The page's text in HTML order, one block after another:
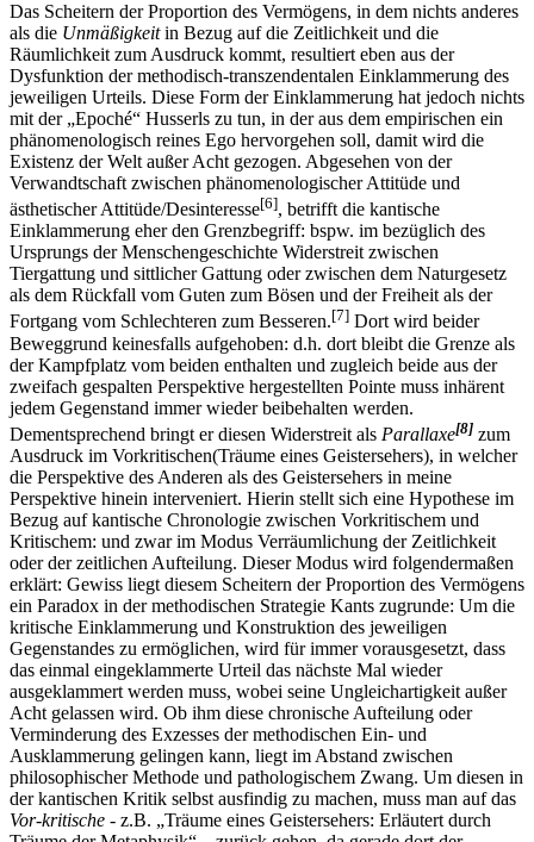
Das Scheitern der Proportion des Vermögens, in dem nichts anderes
als die Unmäßigkeitin Bezug auf die Zeitlichkeit und die
Räumlichkeit zum Ausdruck kommt, resultiert eben aus der
Dysfunktion der methodisch-transzendentalen Einklammerung des
jeweiligen Urteils. Diese Form der Einklammerung hat jedoch nichts
mit der „Epoché“ Husserls zu tun, in der aus dem empirischen ein
phänomenologisch reines Ego hervorgehen soll, damit wird die
Existenz der Welt außer Acht gezogen. Abgesehen von der
Verwandtschaft zwischen phänomenologischer Attitüde und
ästhetischer Attitüde/Desinteresse[6], betrifft die kantische
Einklammerung eher den Grenzbegriff: bspw. im bezüglich des
Ursprungs der Menschengeschichte Widerstreit zwischen
Tiergattung und sittlicher Gattung oder zwischen dem Naturgesetz
als dem Rückfall vom Guten zum Bösen und der Freiheit als der
Fortgang vom Schlechteren zum Besseren.[7] Dort wird beider
Beweggrund keinesfalls aufgehoben: d.h. dort bleibt die Grenze als
der Kampfplatz vom beiden enthalten und zugleich beide aus der
zweifach gespalten Perspektive hergestellten Pointe muss inhärent
jedem Gegenstand immer wieder beibehalten werden.
Dementsprechend bringt er diesen Widerstreit als Parallaxe[8] zum
Ausdruck im Vorkritischen(Träume eines Geistersehers), in welcher
die Perspektive des Anderen als des Geistersehers in meine
Perspektive hinein interveniert. Hierin stellt sich eine Hypothese im
Bezug auf kantische Chronologie zwischen Vorkritischem und
Kritischem: und zwar im Modus Verräumlichung der Zeitlichkeit
oder der zeitlichen Aufteilung. Dieser Modus wird folgendermaßen
erklärt: Gewiss liegt diesem Scheitern der Proportion des Vermögens
ein Paradox in der methodischen Strategie Kants zugrunde: Um die
kritische Einklammerung und Konstruktion des jeweiligen
Gegenstandes zu ermöglichen, wird für immer vorausgesetzt, dass
das einmal eingeklammerte Urteil das nächste Mal wieder
ausgeklammert werden muss, wobei seine Ungleichartigkeit außer
Acht gelassen wird. Ob ihm diese chronische Aufteilung oder
Verminderung des Exzesses der methodischen Ein- und
Ausklammerung gelingen kann, liegt im Abstand zwischen
philosophischer Methode und pathologischem Zwang. Um diesen in
der kantischen Kritik selbst ausfindig zu machen, muss man auf das
Vor-kritische - z.B. „Träume eines Geistersehers: Erläutert durch